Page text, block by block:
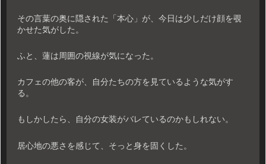
その言葉の奥に隠された「本心」が、今日は少しだけ顔を覗
かせた気がした。
ふと、蓮は周囲の視線が気になった。
カフェの他の客が、自分たちの方を見ているような気がす
る。
もしかしたら、自分の女装がバレているのかもしれない。
居心地の悪さを感じて、そっと身を固くした。